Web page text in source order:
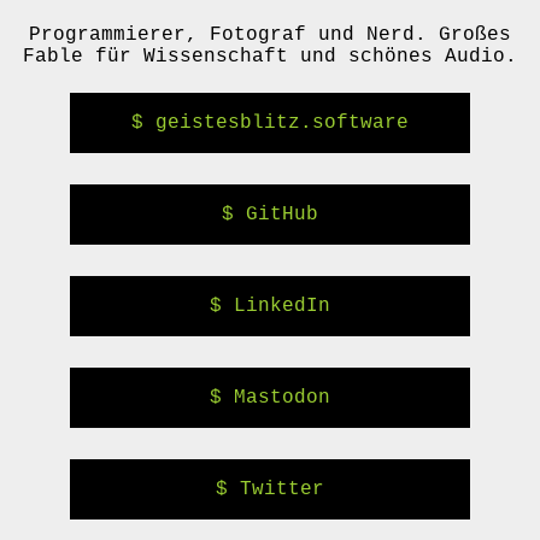
Programmierer, Fotograf und Nerd. Großes
Fable für Wissenschaft und schönes Audio.
geistesblitz.software
GitHub
LinkedIn
Mastodon
Twitter